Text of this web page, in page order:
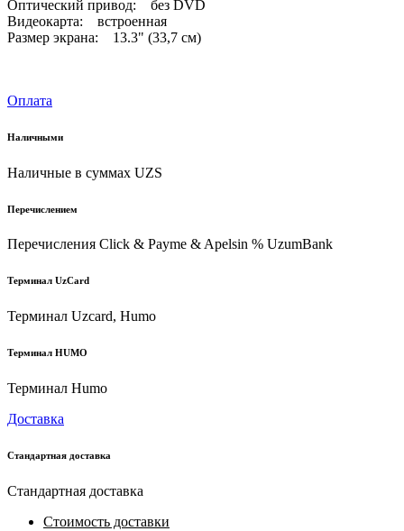
Оптический привод: без DVD
Видеокарта: встроенная
Размер экрана: 13.3" (33,7 см)
Оплата
Наличными
Наличные в суммах UZS
Перечислением
Перечисления Click & Payme & Apelsin % UzumBank
Терминал UzCard
Терминал Uzcard, Humo
Терминал HUMO
Терминал Humo
Доставка
Стандартная доставка
Стандартная доставка
Стоимость доставки